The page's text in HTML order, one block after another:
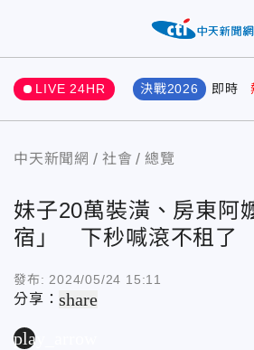
LIVE 24HR 決戰2026 即時
中天新聞網 社會 總覽
妹子20萬裝潢、房東阿
宿」 下秒喊滾不租了
發布: 2024/05/24 15:11
分享：share
play_arrow